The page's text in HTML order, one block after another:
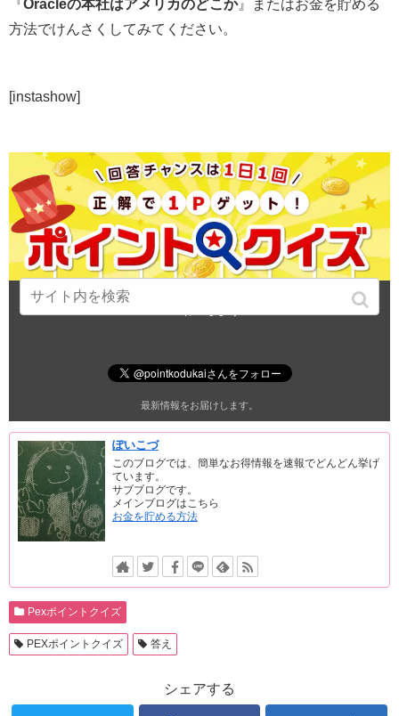
『 Oracleの本社はアメリカのどこか』またはお金を貯める
方法でけんさくしてみてください。
[instashow]
最新情報をお届けします。
ぽいこづ
このブログでは、簡単なお得情報を速報でどんどん挙げ
ています。
サブブログです。
メインブログはこちら
お金を貯める方法
Pexポイントクイズ
PEXポイントクイズ 答え
シェアする